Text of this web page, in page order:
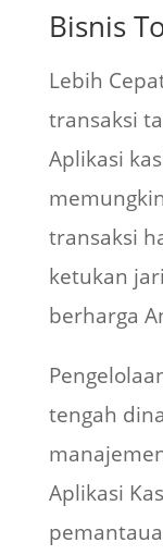
Bisnis
Lebih
transaksi
Aplikasi
transaksi
ketukan
berharga
tengah
Aplikasi